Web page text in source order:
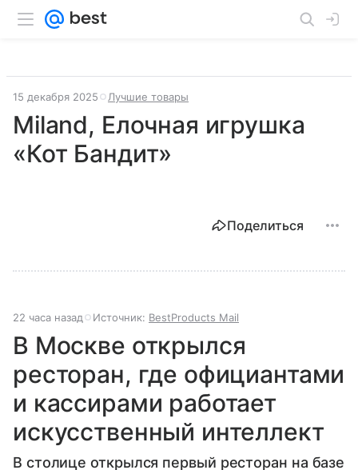
15 декабря 2025 Лучшие товары
Miland, Елочная игрушка
«Кот Бандит»
Поделиться
22 часа назад Источник: BestProducts Mail
В Москве открылся
ресторан, где официантами
и кассирами работает
искусственный интеллект
В столице открылся первый ресторан на базе